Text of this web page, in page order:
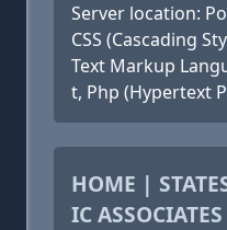
Server location:
CSS (Cascading
Text Markup
t, Php (Hypertext
HOME |
IC